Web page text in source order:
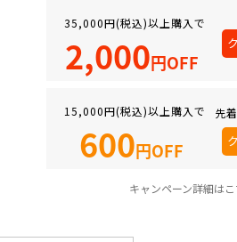
35,000円(税込)以上購入で
2,000円OFF
15,000円(税込)以上購入で
600円OFF
先
キャンペーン詳細は